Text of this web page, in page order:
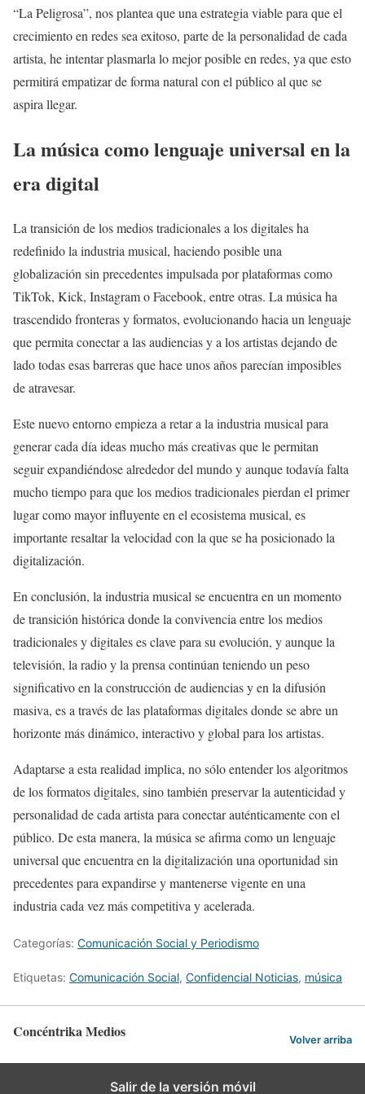
“La Peligrosa”, nos plantea que una estrategia viable para que el
crecimiento en redes sea exitoso, parte de la personalidad de cada
artista, he intentar plasmarla lo mejor posible en redes, ya que esto
permitirá empatizar de forma natural con el público al que se
aspira llegar.
La música como lenguaje universal en la
era digital
La transición de los medios tradicionales a los digitales ha
redefinido la industria musical, haciendo posible una
globalización sin precedentes impulsada por plataformas como
TikTok, Kick, Instagram o Facebook, entre otras. La música ha
trascendido fronteras y formatos, evolucionando hacia un lenguaje
que permita conectar a las audiencias y a los artistas dejando de
lado todas esas barreras que hace unos años parecían imposibles
de atravesar.
Este nuevo entorno empieza a retar a la industria musical para
generar cada día ideas mucho más creativas que le permitan
seguir expandiéndose alrededor del mundo y aunque todavía falta
mucho tiempo para que los medios tradicionales pierdan el primer
lugar como mayor influyente en el ecosistema musical, es
importante resaltar la velocidad con la que se ha posicionado la
digitalización.
En conclusión, la industria musical se encuentra en un momento
de transición histórica donde la convivencia entre los medios
tradicionales y digitales es clave para su evolución, y aunque la
televisión, la radio y la prensa continúan teniendo un peso
significativo en la construcción de audiencias y en la difusión
masiva, es a través de las plataformas digitales donde se abre un
horizonte más dinámico, interactivo y global para los artistas.
Adaptarse a esta realidad implica, no sólo entender los algoritmos
de los formatos digitales, sino también preservar la autenticidad y
personalidad de cada artista para conectar auténticamente con el
público. De esta manera, la música se afirma como un lenguaje
universal que encuentra en la digitalización una oportunidad sin
precedentes para expandirse y mantenerse vigente en una
industria cada vez más competitiva y acelerada.
Categorías: Comunicación Social y Periodismo
Etiquetas: Comunicación Social, Confidencial Noticias, música
Concéntrika Medios Volver arriba
Salir de la versión móvil